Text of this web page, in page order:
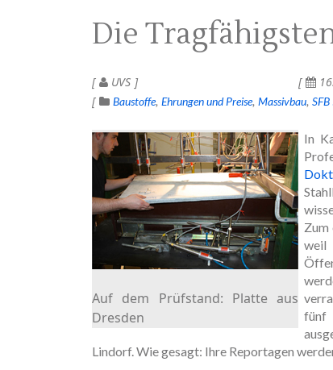
Die
UVS
Baustoffe Ehrungen und Preise Massivbau
Auf dem Prüfstand: Platte aus
Dresden
In
Zum
weil
fünf
Lindorf. Wie gesagt: Ihre Reportagen